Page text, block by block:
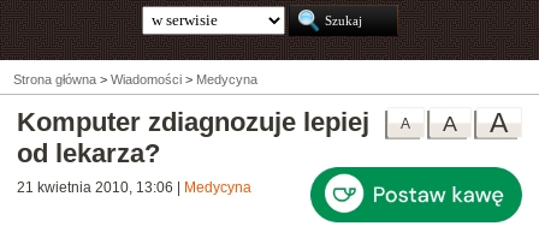
Strona główna > Wiadomości > Medycyna
A
A
A
Komputer zdiagnozuje lepiej
od lekarza?
21 kwietnia 2010, 13:06 Medycyna